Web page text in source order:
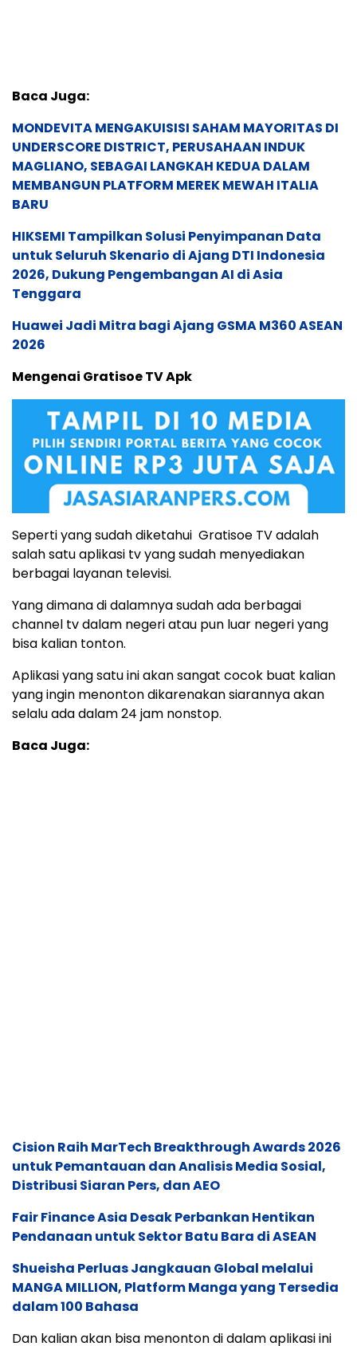
Baca Juga:
MONDEVITA MENGAKUISISI SAHAM MAYORITAS DI
UNDERSCORE DISTRICT, PERUSAHAAN INDUK
MAGLIANO, SEBAGAI LANGKAH KEDUA DALAM
MEMBANGUN PLATFORM MEREK MEWAH ITALIA
BARU
HIKSEMI Tampilkan Solusi Penyimpanan Data
untuk Seluruh Skenario di Ajang DTI Indonesia
2026, Dukung Pengembangan AI di Asia
Tenggara
Huawei Jadi Mitra bagi Ajang GSMA M360 ASEAN
2026
Mengenai Gratisoe TV Apk
Seperti yang sudah diketahui Gratisoe TV adalah
salah satu aplikasi tv yang sudah menyediakan
berbagai layanan televisi.
Yang dimana di dalamnya sudah ada berbagai
channel tv dalam negeri atau pun luar negeri yang
bisa kalian tonton.
Aplikasi yang satu ini akan sangat cocok buat kalian
yang ingin menonton dikarenakan siarannya akan
selalu ada dalam 24 jam nonstop.
Baca Juga:
Cision Raih MarTech Breakthrough Awards 2026
untuk Pemantauan dan Analisis Media Sosial,
Distribusi Siaran Pers, dan AEO
Fair Finance Asia Desak Perbankan Hentikan
Pendanaan untuk Sektor Batu Bara di ASEAN
Shueisha Perluas Jangkauan Global melalui
MANGA MILLION, Platform Manga yang Tersedia
dalam 100 Bahasa
Dan kalian akan bisa menonton di dalam aplikasi ini